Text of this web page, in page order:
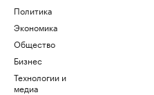
Политика
Экономика
Общество
Бизнес
Технологии и
медиа